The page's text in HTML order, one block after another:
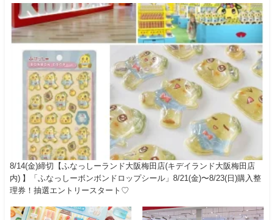
8/14(金)締切【ふなっしーランド大阪梅田店(キデイランド大阪梅田店
内) 】「ふなっしーボンボンドロップシール」8/21(金)〜8/23(日)購入整
理券！抽選エントリースタート♡